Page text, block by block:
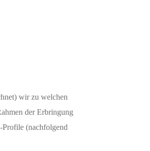
wir zu welchen
der Erbringung
Profile (nachfolgend